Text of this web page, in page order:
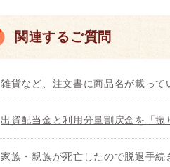
関連するご質問
雑貨など、注文書に商品名が載っ
出資配当金と利用分量割戻金を「
家族・親族が死亡したので脱退手続